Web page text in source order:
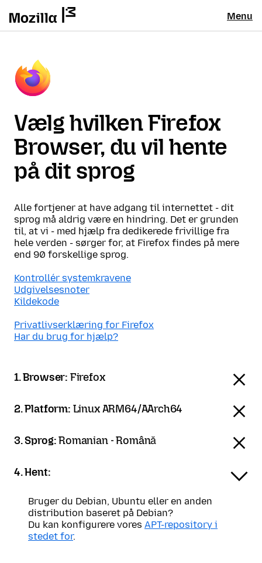
Menu
Vælg hvilken Firefox
Browser, du vil hente
på dit sprog
Alle fortjener at have adgang til internettet - dit
sprog må aldrig være en hindring. Det er grunden
til, at vi - med hjælp fra dedikerede frivillige fra
hele verden - sørger for, at Firefox findes på mere
end 90 forskellige sprog.
Kontrollér systemkravene
Udgivelsesnoter
Kildekode
Privatlivserklæring for Firefox
Har du brug for hjælp?
1. Browser: Firefox
2. Platform: Linux ARM64/AArch64
3. Sprog:Romanian - Română
4. Hent:
Bruger du Debian, Ubuntu eller en anden
distribution baseret på Debian?
Du kan konfigurere vores APT-repository i
stedet for.